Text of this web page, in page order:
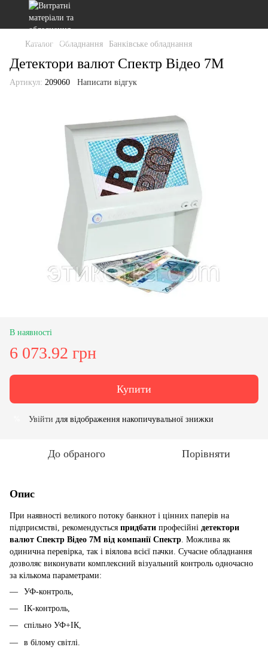
Каталог Обладнання Банківське обладнання
Детектори валют Спектр Відео 7М
Артикул: 209060 Написати відгук
В наявності
6 073.92 грн
Купити
Увійти для відображення накопичувальної знижки
До обраного Порівняти
Опис
При наявності великого потоку банкнот і цінних паперів на
підприємстві, рекомендується придбати професійні детектори
валют Спектр Відео 7М від компанії Спектр . Можлива як
одинична перевірка, так і віялова всієї пачки. Сучасне обладнання
дозволяє виконувати комплексний візуальний контроль одночасно
за кількома параметрами:
УФ-контроль,
ІК-контроль,
спільно УФ+ІК,
в білому світлі.